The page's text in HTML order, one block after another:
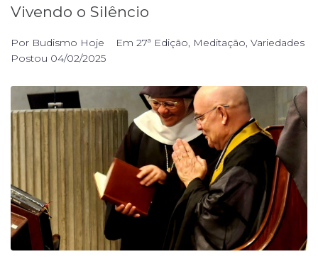
Vivendo o Silêncio
Por Budismo Hoje Em 27ª Edição, Meditação, Variedades
Postou 04/02/2025